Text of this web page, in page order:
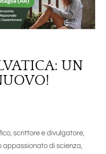
UN
scrittore e divulgatore,
di scienza,